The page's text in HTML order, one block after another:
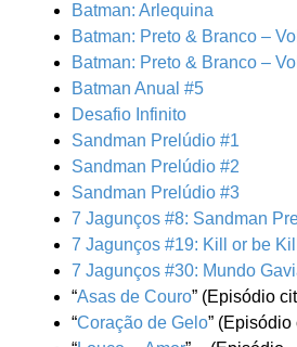
Batman: Arlequina
Batman: Preto & Branco –
Batman: Preto & Branco –
Batman Anual #5
Desafio Infinito
Sandman Prelúdio #1
Sandman Prelúdio #2
Sandman Prelúdio #3
7 Jagunços #8: Sandman
7 Jagunços #19: Kill or be
7 Jagunços #30: Mundo
“Asas de Couro” (Episódio
“Coração de Gelo”